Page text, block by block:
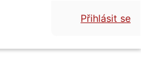
Přihlásit se